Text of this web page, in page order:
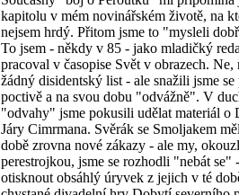
kapitolu v mém novinářském životě, na
nejsem hrdý. Přitom jsme to "mysleli
To jsem - někdy v 85 - jako mladičký
pracoval v časopise Svět v obrazech. Ne,
žádný disidentský list - ale snažili jsme se
poctivě a na svou dobu "odvážně". V
"odvahy" jsme pokusili udělat materiál o
Járy Cimrmana. Svěrák se Smoljakem
době zrovna nové zákazy - ale my,
perestrojkou, jsme se rozhodli "nebát se"
otisknout obsáhlý úryvek z jejich v té